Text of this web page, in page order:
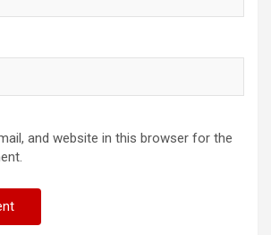
and website in this browser for the